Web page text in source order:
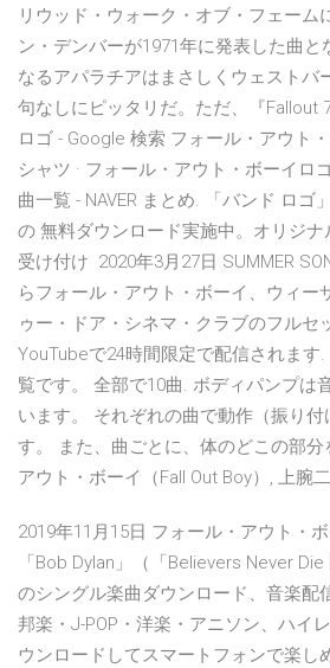
リウッド・ウォーク・オブ・フェーム
ン・デンバーが1971年に発表した曲と
なるアパラチアはまさしくウェストバ
句なしにピッタリだ。ただ、『Fallout
ロゴ - Google 検索 フォール・アウト
シャツ · フォール・アウト・ボーイロ
曲一覧 - NAVER まとめ. 「バンド ロゴ
の 無料ダウンロード実施中。オリジ
受け付け 2020年3月27日 SUMMER
らフォール・アウト・ボーイ、ウィー
ゥー・ドア・シネマ・クラブのフルセ
YouTubeで24時間限定で配信されます
覧です。 全部で10曲. ボディパンプは
います。 それぞれの曲で動作（振り付
す。 また、曲ごとに、体のどこの部
アウト・ボーイ（Fall Out Boy）, 上腕
2019年11月15日 フォール・アウト・ボ
「Bob Dylan」（「Believers Never Die
のシングル楽曲ダウンロード、音楽配
邦楽・J-POP・洋楽・アニソン、ハイ
ウンロードしてスマートフォンで楽し